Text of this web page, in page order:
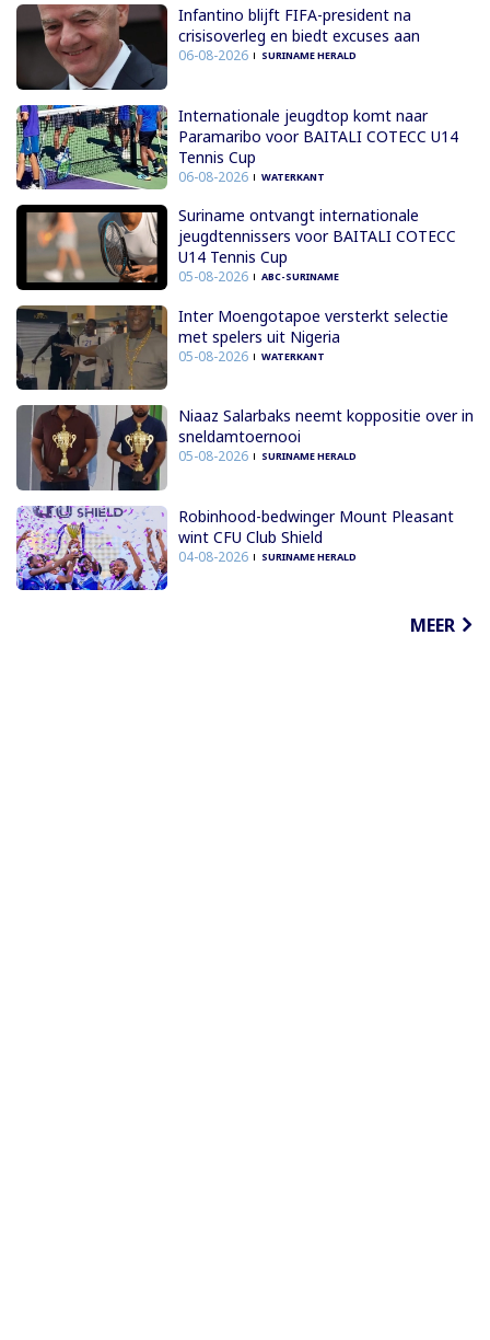
Infantino blijft FIFA-president na
crisisoverleg en biedt excuses aan
06-08-2026 SURINAME HERALD
Internationale jeugdtop komt naar
Paramaribo voor BAITALI COTECC U14
Tennis Cup
06-08-2026 WATERKANT
Suriname ontvangt internationale
jeugdtennissers voor BAITALI COTECC
U14 Tennis Cup
05-08-2026 ABC-SURINAME
Inter Moengotapoe versterkt selectie
met spelers uit Nigeria
05-08-2026 WATERKANT
Niaaz Salarbaks neemt koppositie over in
sneldamtoernooi
05-08-2026 SURINAME HERALD
Robinhood-bedwinger Mount Pleasant
wint CFU Club Shield
04-08-2026 SURINAME HERALD
MEER